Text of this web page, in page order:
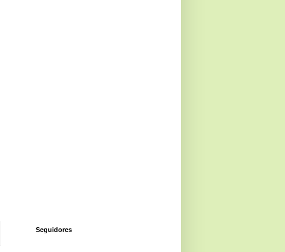
Seguidores